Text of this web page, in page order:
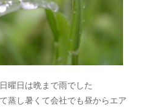
曜日は晩まで雨でした
蒸し暑くて会社でも昼からエア